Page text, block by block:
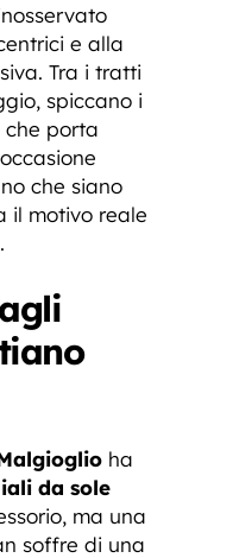
e alla
Tra i tratti
spiccano i
che porta
che siano
il motivo reale
ha
da sole
ma una
soffre di una